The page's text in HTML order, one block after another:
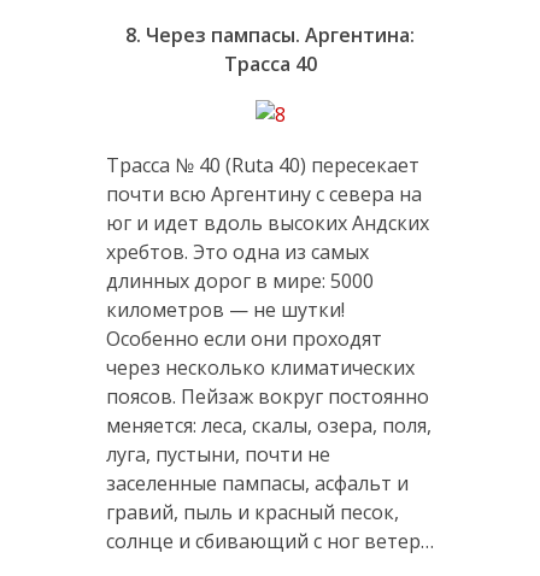
8. Через пампасы. Аргентина:
Трасса 40
Трасса № 40 (Ruta 40) пересекает
почти всю Аргентину с севера на
юг и идет вдоль высоких Андских
хребтов. Это одна из самых
длинных дорог в мире: 5000
километров — не шутки!
Особенно если они проходят
через несколько климатических
поясов. Пейзаж вокруг постоянно
меняется: леса, скалы, озера, поля,
луга, пустыни, почти не
заселенные пампасы, асфальт и
гравий, пыль и красный песок,
солнце и сбивающий с ног ветер…